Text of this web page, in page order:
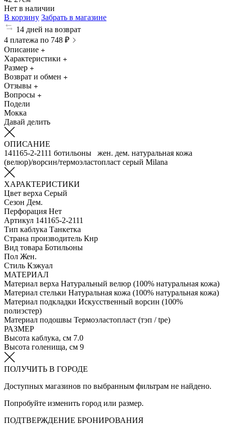
Нет в наличии
В корзину Забрать в магазине
14 дней на возврат
4 платежа по 748 ₽
Описание
Характеристики
Размер
Возврат и обмен
Отзывы
Вопросы
Подели
Мокка
Давай делить
ОПИСАНИЕ
141165-2-2111 ботильоны жен. дем. натуральная кожа
(велюр)/ворсин/термоэластопласт серый Milana
ХАРАКТЕРИСТИКИ
Цвет верха Серый
Сезон Дем.
Перфорация Нет
Артикул 141165-2-2111
Тип каблука Танкетка
Страна производитель Кнр
Вид товара Ботильоны
Пол Жен.
Стиль Кэжуал
МАТЕРИАЛ
Материал верха Натуральный велюр (100% натуральная кожа)
Материал стельки Натуральная кожа (100% натуральная кожа)
Материал подкладки Искусственный ворсин (100%
полиэстер)
Материал подошвы Термоэластопласт (тэп / tpe)
РАЗМЕР
Высота каблука, см 7.0
Высота голенища, см 9
ПОЛУЧИТЬ В ГОРОДЕ
Доступных магазинов по выбранным фильтрам не найдено.
Попробуйте изменить город или размер.
ПОДТВЕРЖДЕНИЕ БРОНИРОВАНИЯ